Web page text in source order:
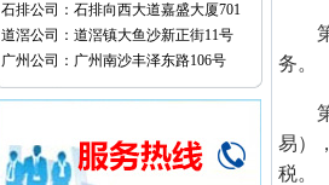
石排公司：石排向西大道嘉盛大厦701
道滘公司：道滘镇大鱼沙新正街11号
广州公司：广州南沙丰泽东路106号
务。
易）
税。